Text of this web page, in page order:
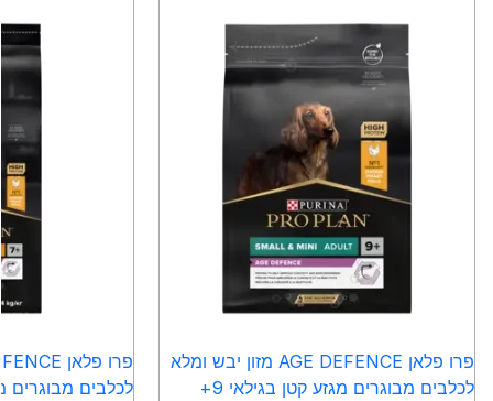
פרו פלאן AGE DEFENCE מזון יבש ומלא
לכלבים מבוגרים מגזע קטן בגילאי 9+
לכלבים מבוגרים